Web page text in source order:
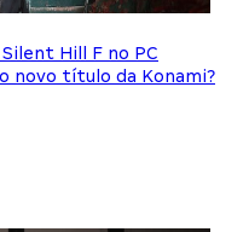
Hill F no PC
novo título da Konami?